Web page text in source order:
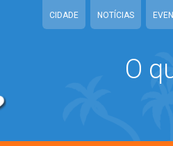
CIDADE NOTÍCIAS
O